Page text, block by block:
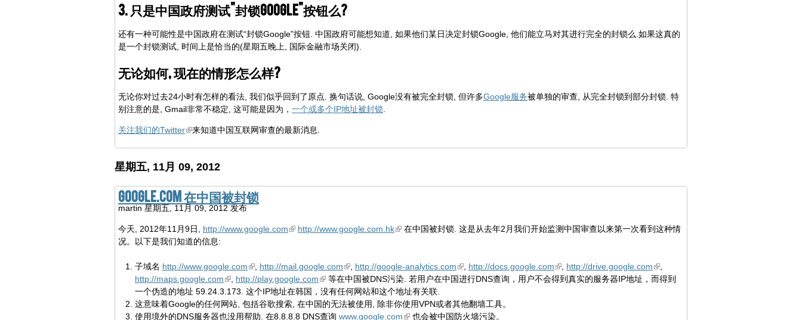
3. 只是中国政府测试"封锁Google"按钮么?
还有一种可能性是中国政府在测试“封锁Google”按钮. 中国政府可能想知道, 如果他们某日决定封锁Google, 他们能立马对其进行完全的封锁么.如果这真的
是一个封锁测试, 时间上是恰当的(星期五晚上, 国际金融市场关闭).
无论如何, 现在的情形怎么样?
无论你对过去24小时有怎样的看法, 我们似乎回到了原点. 换句话说, Google没有被完全封锁, 但许多Google服务被单独的审查, 从完全封锁到部分封锁. 特
别注意的是, Gmail非常不稳定, 这可能是因为， 一个或多个IP地址被封锁
关注我们的Twitter 来知道中国互联网审查的最新消息.
星期五, 11月 09, 2012
Google.com 在中国被封锁
martin 星期五, 11月 09, 2012 发布
今天, 2012年11月9日, http://www.google.com http://www.google.com.hk
在中国被封锁. 这是从去年2月我们开始监测中国审查以来第一次看到这种情
况。以下是我们知道的信息:
子域名 http://www.google.com http://mail.google.com http://google-analytics.com http://docs.google.com http://drive.google.com
http://maps.google.com
http://play.google.com
等在中国被DNS污染. 若用户在中国进行DNS查询，用户不会得到真实的服务器IP地址，而得到
一个伪造的地址 59.24.3.173. 这个IP地址在韩国，没有任何网站和这个地址有关联.
这意味着Google的任何网站, 包括谷歌搜索, 在中国的无法被使用, 除非你使用VPN或者其他翻墙工具。
使用境外的DNS服务器也没用帮助. 在8.8.8.8 DNS查询 www.google.com 也会被中国防火墙污染。